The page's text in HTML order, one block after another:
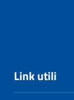
Link utili